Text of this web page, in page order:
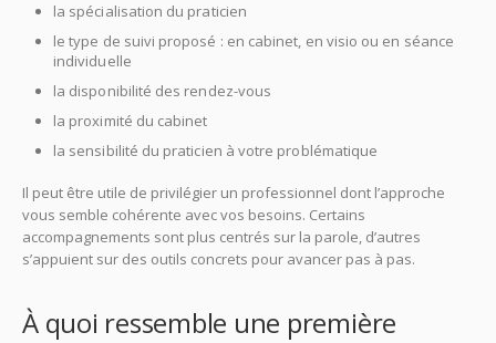
la spécialisation du praticien
le type de suivi proposé : en cabinet, en visio ou en séance
individuelle
la disponibilité des rendez-vous
la proximité du cabinet
la sensibilité du praticien à votre problématique
Il peut être utile de privilégier un professionnel dont l’approche
vous semble cohérente avec vos besoins. Certains
accompagnements sont plus centrés sur la parole, d’autres
s’appuient sur des outils concrets pour avancer pas à pas.
À quoi ressemble une première